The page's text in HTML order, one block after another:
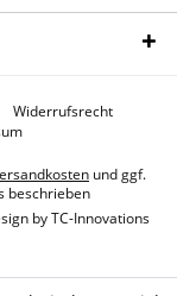
Widerrufsrecht
und ggf.
beschrieben
byTC-Innovations